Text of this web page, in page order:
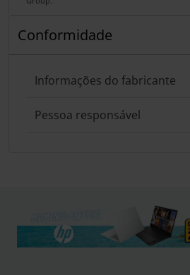
Conformidade
Informações do fabricante
Pessoa responsável